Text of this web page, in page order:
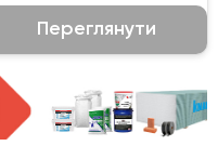
Переглянути